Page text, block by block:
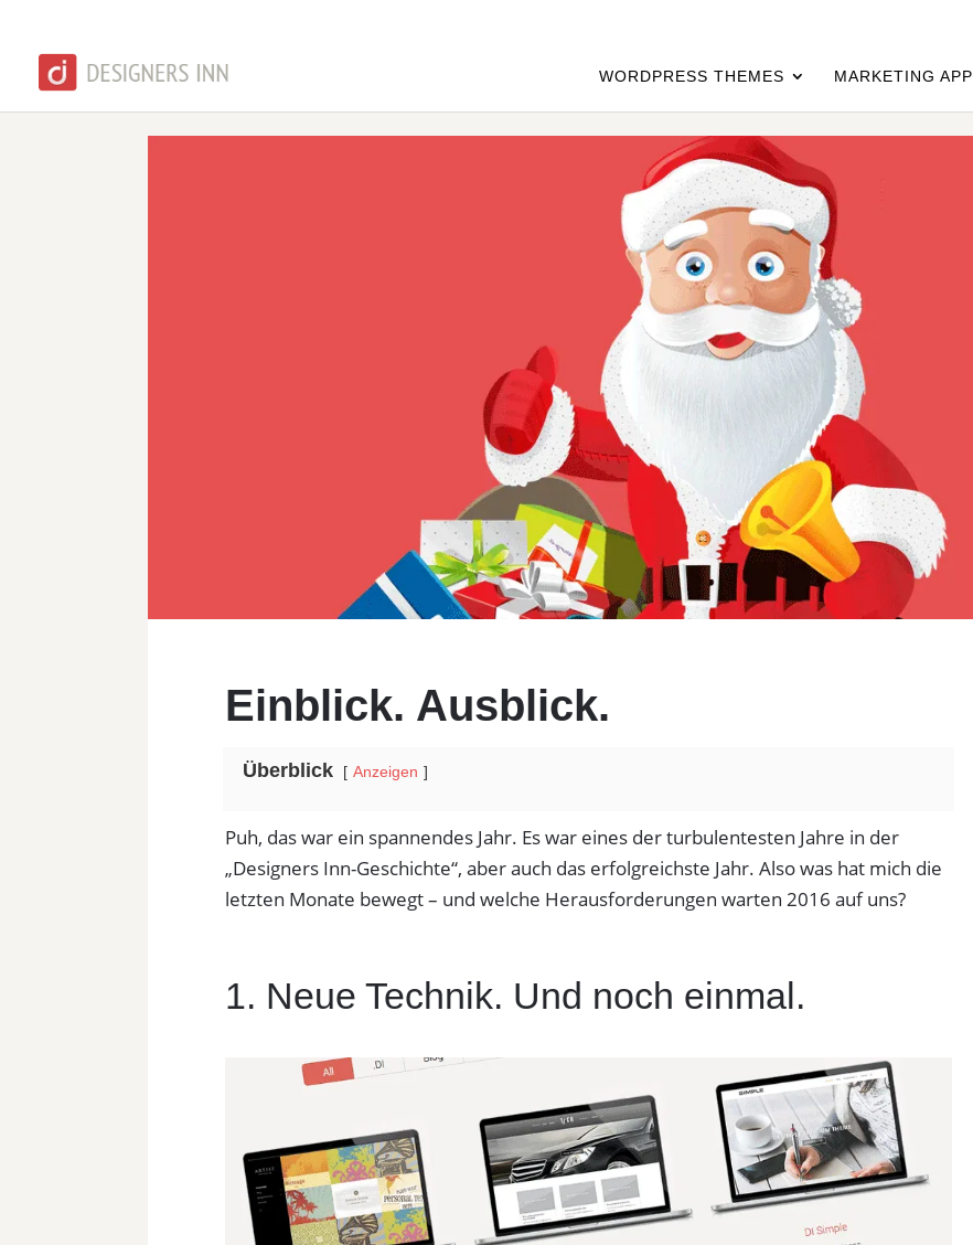
WORDPRESS THEMES MARKETING APP
Einblick. Ausblick.
Überblick Anzeigen
Puh, das war ein spannendes Jahr. Es war eines der turbulentesten Jahre in der
„Designers Inn-Geschichte“, aber auch das erfolgreichste Jahr. Also was hat mich die
letzten Monate bewegt – und welche Herausforderungen warten 2016 auf uns?
1. Neue Technik. Und noch einmal.